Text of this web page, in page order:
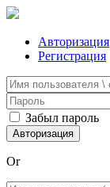
Авторизация
Регистрация
Забыл пароль
Or